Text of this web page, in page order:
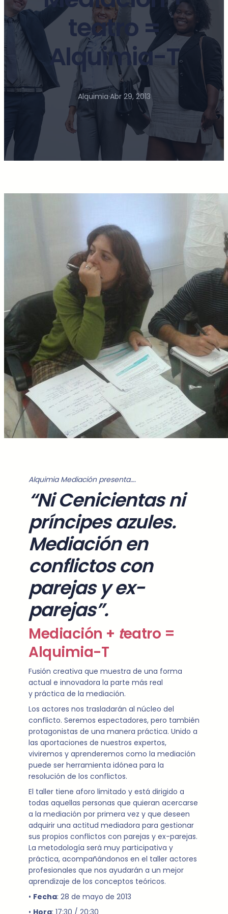
teatro =
Alquimia-T
Alquimia·Abr 29, 2013
Alquimia Mediación presenta….
“Ni Cenicientas ni
príncipes azules.
Mediación en
conflictos con
parejas y ex-
parejas”.
Mediación + teatro =
Alquimia-T
Fusión creativa que muestra de una forma
actual e innovadora la parte más real
y práctica de la mediación.
Los actores nos trasladarán al núcleo del
conflicto. Seremos espectadores, pero también
protagonistas de una manera práctica. Unido a
las aportaciones de nuestros expertos,
viviremos y aprenderemos como la mediación
puede ser herramienta idónea para la
resolución de los conflictos.
El taller tiene aforo limitado y está dirigido a
todas aquellas personas que quieran acercarse
a la mediación por primera vez y que deseen
adquirir una actitud mediadora para gestionar
sus propios conflictos con parejas y ex-parejas.
La metodología será muy participativa y
práctica, acompañándonos en el taller actores
profesionales que nos ayudarán a un mejor
aprendizaje de los conceptos teóricos.
• Fecha: 28 de mayo de 2013